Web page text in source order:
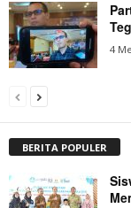
4
BERITA POPULER